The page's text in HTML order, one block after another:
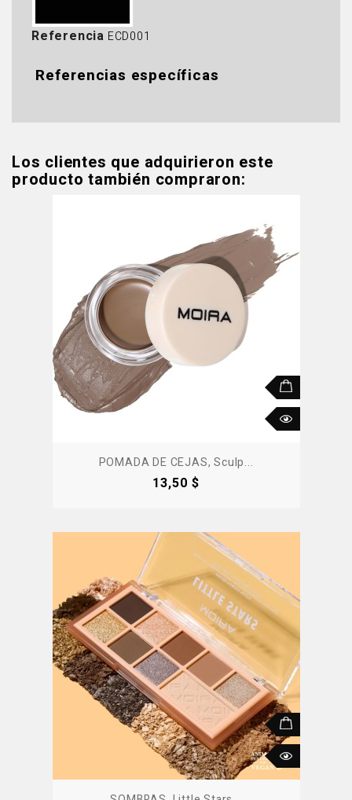
Referencia ECD001
Referencias específicas
Los clientes que adquirieron este
producto también compraron:
POMADA DE CEJAS, Sculp...
Precio
13,50 $